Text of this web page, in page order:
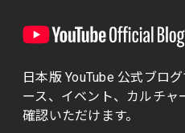
日本版 YouTube 公式ブロ
ース、イベント、カルチャ
確認いただけます。